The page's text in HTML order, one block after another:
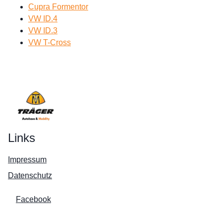
Cupra Formentor
VW ID.4
VW ID.3
VW T-Cross
Links
Impressum
Datenschutz
Facebook